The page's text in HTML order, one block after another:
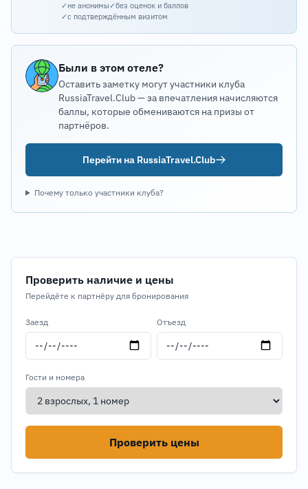
✓не анонимы✓без оценок и баллов
✓с подтверждённым визитом
Были в этом отеле?
Оставить заметку могут участники клуба
RussiaTravel.Club — за впечатления начисляются
баллы, которые обмениваются на призы от
партнёров.
Перейти на RussiaTravel.Club
Почему только участники клуба?
Проверить наличие и цены
Перейдёте к партнёру для бронирования
Заезд Отъезд
Гости и номера
Проверить цены